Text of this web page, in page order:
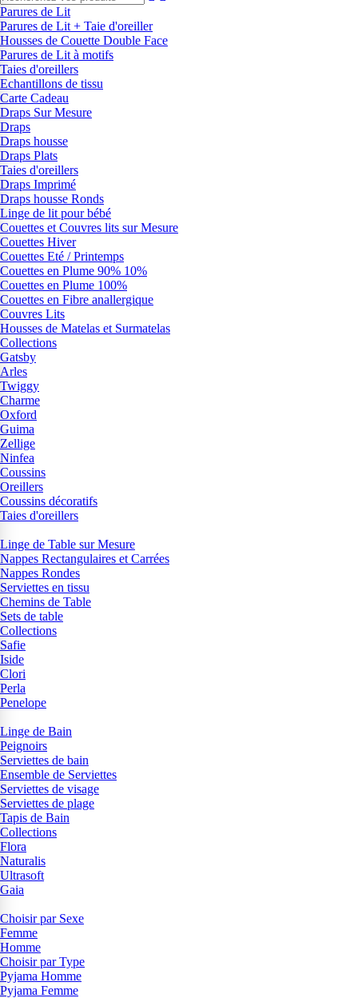
Parures de Lit
Parures de Lit + Taie d'oreiller
Housses de Couette Double Face
Parures de Lit à motifs
Taies d'oreillers
Echantillons de tissu
Carte Cadeau
Draps Sur Mesure
Draps
Draps housse
Draps Plats
Taies d'oreillers
Draps Imprimé
Draps housse Ronds
Linge de lit pour bébé
Couettes et Couvres lits sur Mesure
Couettes Hiver
Couettes Eté / Printemps
Couettes en Plume 90% 10%
Couettes en Plume 100%
Couettes en Fibre anallergique
Couvres Lits
Housses de Matelas et Surmatelas
Collections
Gatsby
Arles
Twiggy
Charme
Oxford
Guima
Zellige
Ninfea
Coussins
Oreillers
Coussins décoratifs
Taies d'oreillers
Linge de Table sur Mesure
Nappes Rectangulaires et Carrées
Nappes Rondes
Serviettes en tissu
Chemins de Table
Sets de table
Collections
Safie
Iside
Clori
Perla
Penelope
Linge de Bain
Peignoirs
Serviettes de bain
Ensemble de Serviettes
Serviettes de visage
Serviettes de plage
Tapis de Bain
Collections
Flora
Naturalis
Ultrasoft
Gaia
Choisir par Sexe
Femme
Homme
Choisir par Type
Pyjama Homme
Pyjama Femme